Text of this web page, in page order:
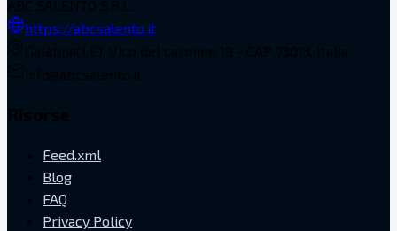
https://abcsalento.it
Feed.xml
Blog
FAQ
Privacy Policy